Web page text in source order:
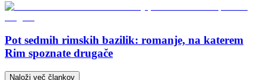
Pot sedmih rimskih bazilik: romanje, na katerem
Rim spoznate drugače
Naloži več člankov